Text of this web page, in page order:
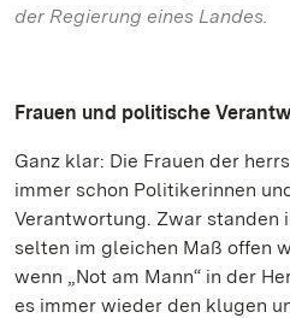
der Regierung eines Landes.
Frauen und politische
Ganz klar: Die Frauen der
immer schon Politikerinnen
Verantwortung. Zwar standen
selten im gleichen Maß offen
wenn „Not am Mann“ in der
es immer wieder den klugen